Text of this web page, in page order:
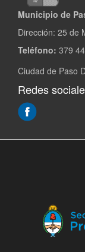
Municipio de
Dirección: 25 de
Teléfono: 379
Ciudad de Paso
Redes